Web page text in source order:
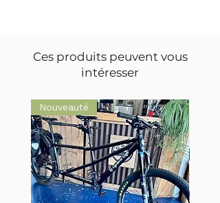
Ces produits peuvent vous
intéresser
Nouveauté